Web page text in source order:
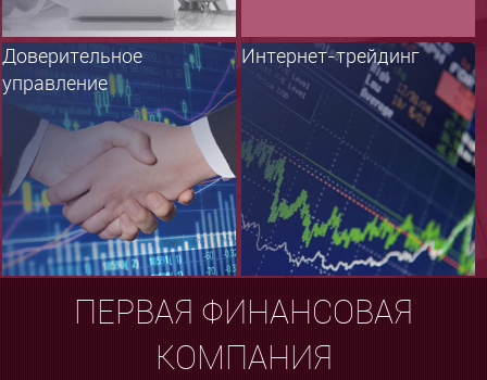
Доверительное
управление
Интернет-трейдинг
ПЕРВАЯ ФИНАНСОВАЯ
КОМПАНИЯ